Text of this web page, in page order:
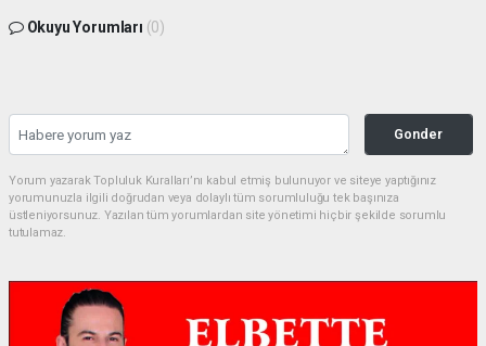
Okuyu Yorumları (0)
Gonder
Yorum yazarak Topluluk Kuralları’nı kabul etmiş bulunuyor ve siteye yaptığınız
yorumunuzla ilgili doğrudan veya dolaylı tüm sorumluluğu tek başınıza
üstleniyorsunuz. Yazılan tüm yorumlardan site yönetimi hiçbir şekilde sorumlu
tutulamaz.